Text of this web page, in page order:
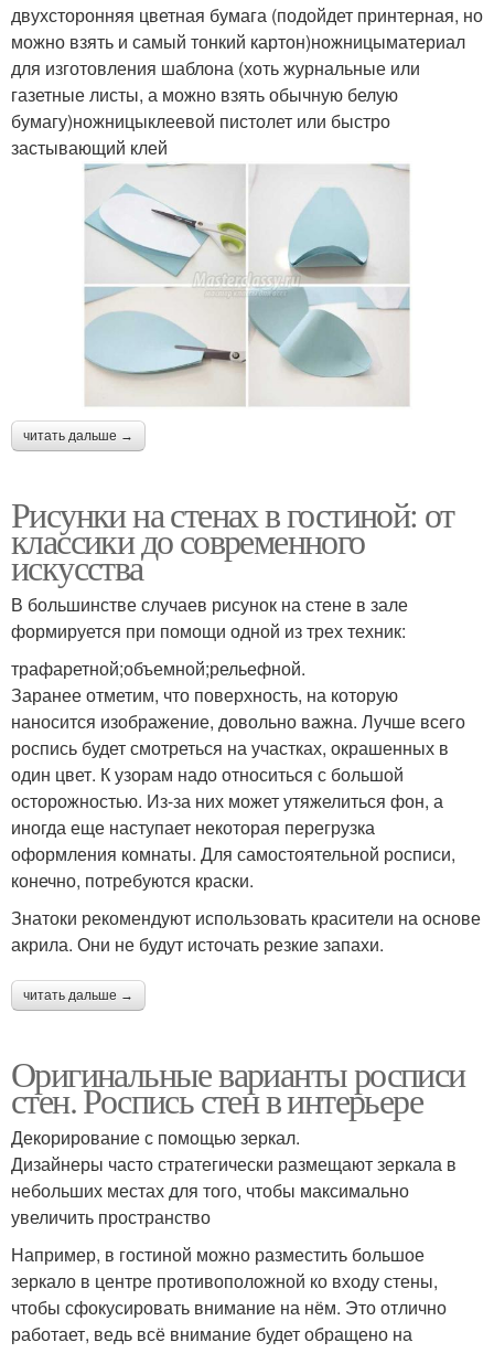
двухсторонняя цветная бумага (подойдет принтерная, но
можно взять и самый тонкий картон)ножницыматериал
для изготовления шаблона (хоть журнальные или
газетные листы, а можно взять обычную белую
бумагу)ножницыклеевой пистолет или быстро
застывающий клей
читать дальше →
Рисунки на стенах в гостиной: от
классики до современного
искусства
В большинстве случаев рисунок на стене в зале
формируется при помощи одной из трех техник:
трафаретной;объемной;рельефной.
Заранее отметим, что поверхность, на которую
наносится изображение, довольно важна. Лучше всего
роспись будет смотреться на участках, окрашенных в
один цвет. К узорам надо относиться с большой
осторожностью. Из-за них может утяжелиться фон, а
иногда еще наступает некоторая перегрузка
оформления комнаты. Для самостоятельной росписи,
конечно, потребуются краски.
Знатоки рекомендуют использовать красители на основе
акрила. Они не будут источать резкие запахи.
читать дальше →
Оригинальные варианты росписи
стен. Роспись стен в интерьере
Декорирование с помощью зеркал.
Дизайнеры часто стратегически размещают зеркала в
небольших местах для того, чтобы максимально
увеличить пространство
Например, в гостиной можно разместить большое
зеркало в центре противоположной ко входу стены,
чтобы сфокусировать внимание на нём. Это отлично
работает, ведь всё внимание будет обращено на